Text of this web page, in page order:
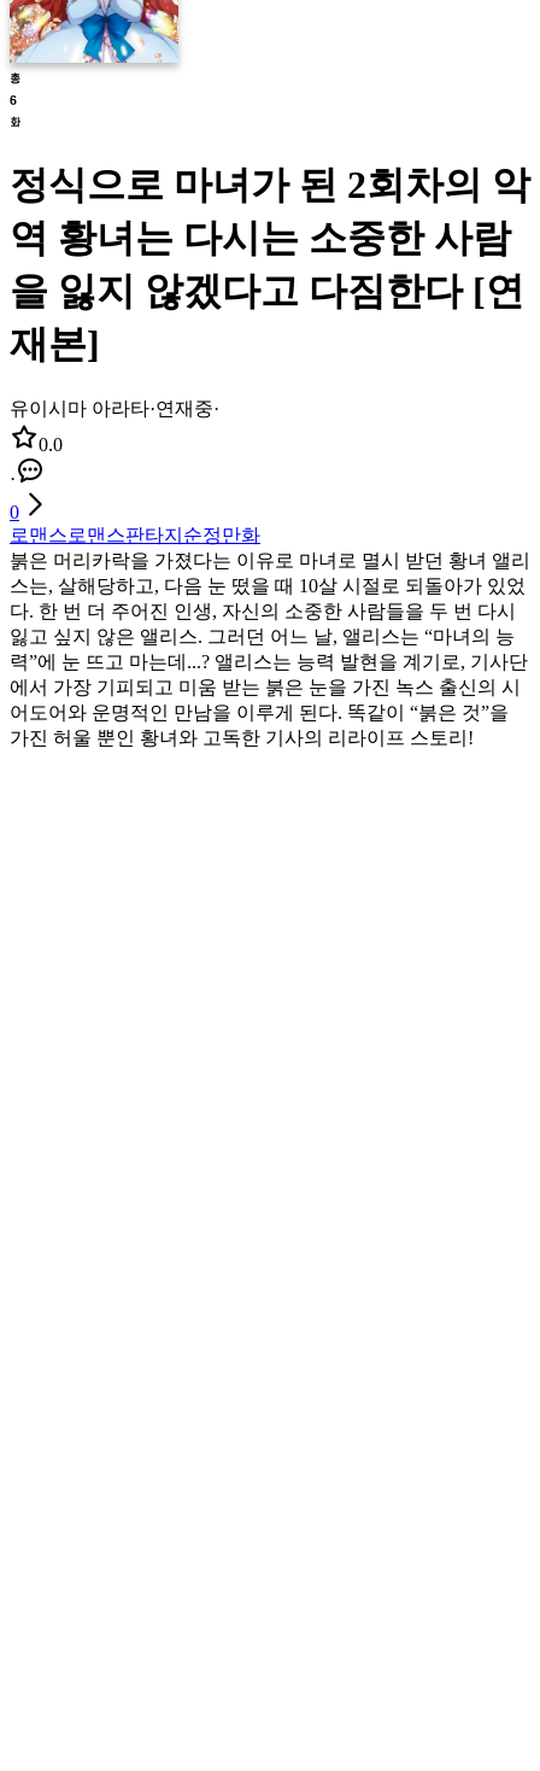
정식으로 마녀가 된 2회차의 악
역 황녀는 다시는 소중한 사람
을 잃지 않겠다고 다짐한다 [연
재본]
유이시마 아라타·연재중·
0.0
·
0
로맨스로맨스판타지 순정만화
붉은 머리카락을 가졌다는 이유로 마녀로 멸시 받던 황녀 앨리
스는, 살해당하고, 다음 눈 떴을 때 10살 시절로 되돌아가 있었
다. 한 번 더 주어진 인생, 자신의 소중한 사람들을 두 번 다시
잃고 싶지 않은 앨리스. 그러던 어느 날, 앨리스는 “마녀의 능
력”에 눈 뜨고 마는데...? 앨리스는 능력 발현을 계기로, 기사단
에서 가장 기피되고 미움 받는 붉은 눈을 가진 녹스 출신의 시
어도어와 운명적인 만남을 이루게 된다. 똑같이 “붉은 것”을
가진 허울 뿐인 황녀와 고독한 기사의 리라이프 스토리!